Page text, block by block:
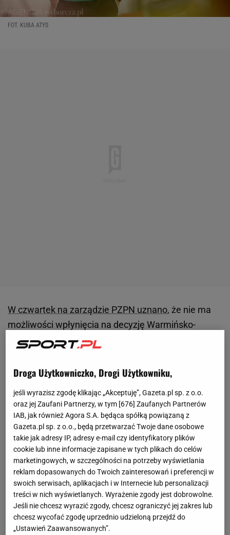
FOT. KUBA ATYS
W czwartek na zarządzie PZPN uznano, że nie ma
możliwości wpłynięcia na decyzję Warmińsko-
Mazurskiego Związku Piłki Nożnej. Oznacza to, że
Sokołem Ostróda. Meczu, który chciała rozegrać
czuje. - Do samego końca liczyliśmy, że uda się to
wszystko rozstrzygnąć w ramachsportowych
Praktycznie wszystkim na tym zależało. Na czele ze
Zbigniewem Bońkiem , który kilka tygodni temu sam
powiedział, że jeżeli jest możliwe, rozstrzygajmy
sprawy na zielonym boisku, a nie przy zielonym
stoliku. Widocznie w WMZPN lekceważą sobie
nawet słowa prezesa, skoro nie chcą grać - mówi
Jacek Zieliński, dyrektorAkademii Legii Warszawa
Droga Użytkowniczko, Drogi Użytkowniku,
jeśli wyrazisz zgodę klikając „Akceptuję”, Gazeta.pl sp. z o.o.
oraz jej Zaufani Partnerzy, w tym [676] Zaufanych Partnerów
IAB, jak również Agora S.A. będąca spółką powiązaną z
Gazeta.pl sp. z o.o., będą przetwarzać Twoje dane osobowe
takie jak adresy IP, adresy e-mail czy identyfikatory plików
cookie lub inne informacje zapisane w tych plikach do celów
marketingowych, w szczególności na potrzeby wyświetlania
reklam dopasowanych do Twoich zainteresowań i preferencji w
swoich serwisach, aplikacjach i w Internecie lub personalizacji
treści w nich wyświetlanych. Wyrażenie zgody jest dobrowolne.
Jeśli nie chcesz wyrazić zgody, chcesz ograniczyć jej zakres lub
chcesz wycofać zgodę uprzednio udzieloną przejdź do
„Ustawień Zaawansowanych”.